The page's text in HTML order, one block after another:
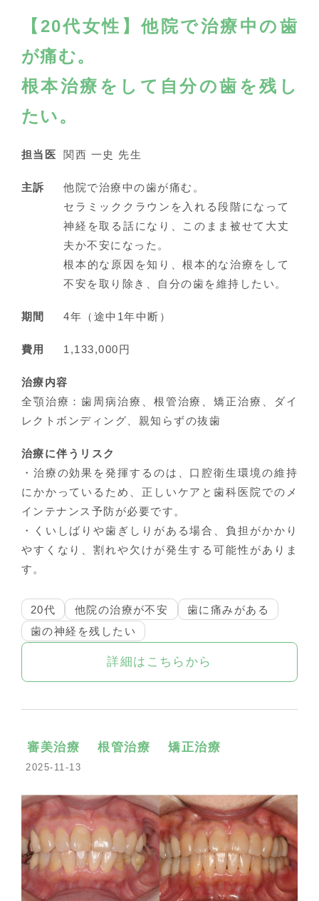
【20代女性】他院で治療中の歯
が痛む。
根本治療をして自分の歯を残し
たい。
担当医 関西 一史 先生
主訴
他院で治療中の歯が痛む。
セラミッククラウンを入れる段階になって
神経を取る話になり、このまま被せて大丈
夫か不安になった。
根本的な原因を知り、根本的な治療をして
不安を取り除き、自分の歯を維持したい。
期間 4年（途中1年中断）
費用 1,133,000円
治療内容
全顎治療：歯周病治療、根管治療、矯正治療、ダイ
レクトボンディング、親知らずの抜歯
治療に伴うリスク
・治療の効果を発揮するのは、口腔衛生環境の維持
にかかっているため、正しいケアと歯科医院でのメ
インテナンス予防が必要です。
・くいしばりや歯ぎしりがある場合、負担がかかり
やすくなり、割れや欠けが発生する可能性がありま
す。
20代 他院の治療が不安
歯に痛みがある
歯の神経を残したい
詳細はこちらから
審美治療 根管治療 矯正治療
2025-11-13